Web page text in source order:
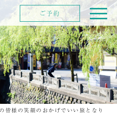
皆様の笑顔のおかげでいい旅となり
ご予約